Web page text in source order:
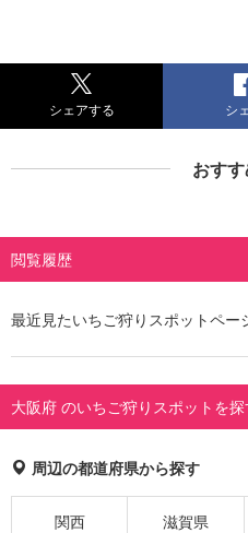
シェアする シ
おす
閲覧履歴
最近見たいちご狩りスポットペー
大阪府 のいちご狩りスポットを探
周辺の都道府県から探す
関西 滋賀県